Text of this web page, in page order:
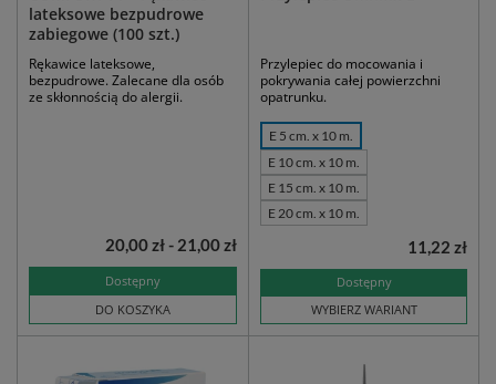
lateksowe bezpudrowe
zabiegowe (100 szt.)
Rękawice lateksowe,
bezpudrowe. Zalecane dla osób
ze skłonnością do alergii.
Dostępny
DO KOSZYKA
20,00 zł - 21,00 zł
Przylepiec do mocowania i
pokrywania całej powierzchni
opatrunku.
E 5 cm. x 10 m.
E 10 cm. x 10 m.
E 15 cm. x 10 m.
E 20 cm. x 10 m.
Dostępny
WYBIERZ WARIANT
11,22 zł